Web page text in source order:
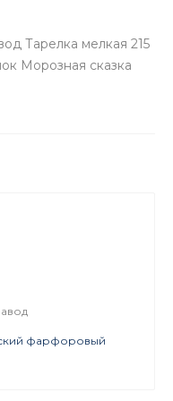
Тарелка мелкая 215
Морозная сказка
фарфоровый